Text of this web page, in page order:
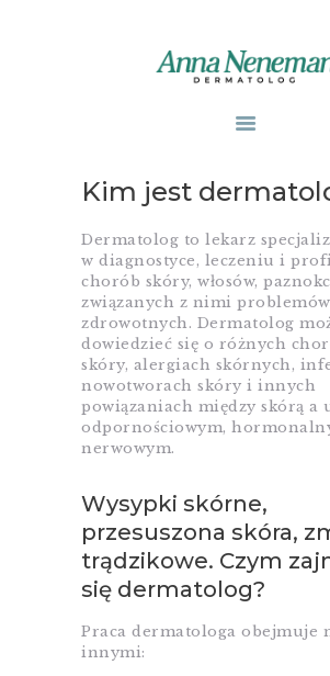
PUBLIKACJE
ZABIEGI
O MNIE
GABINETY
WPISY
KONTAKT
Kim jest
Dermatolog to lekarz
w diagnostyce, leczeniu i
chorób skóry, włosów,
związanych z nimi problemów
zdrowotnych. Dermatolog
dowiedzieć się o różnych
skóry, alergiach skórnych,
nowotworach skóry i innych
powiązaniach między skórą a
odpornościowym,
nerwowym.
Wysypki skórne,
przesuszona skóra,
trądzikowe. Czym
się dermatolog?
Praca dermatologa obejmuje
innymi: